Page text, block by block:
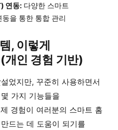
연동: 다양한 스마트
을 통한 통합 관리
, 이렇게
개인 경험 기반)
었지만, 꾸준히 사용하면서
가지 기능들을
경험이 여러분의 스마트 홈
드는 데 도움이 되기를